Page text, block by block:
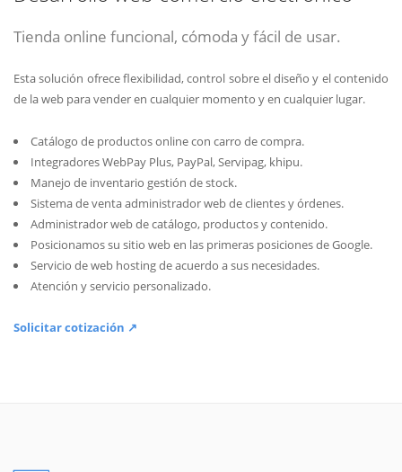
Tienda online funcional, cómoda y fácil de usar.
Esta solución ofrece flexibilidad, control sobre el diseño y el contenido
de la web para vender en cualquier momento y en cualquier lugar.
Catálogo de productos online con carro de compra.
Integradores WebPay Plus, PayPal, Servipag, khipu.
Manejo de inventario gestión de stock.
Sistema de venta administrador web de clientes y órdenes.
Administrador web de catálogo, productos y contenido.
Posicionamos su sitio web en las primeras posiciones de Google.
Servicio de web hosting de acuerdo a sus necesidades.
Atención y servicio personalizado.
Solicitar cotización ↗